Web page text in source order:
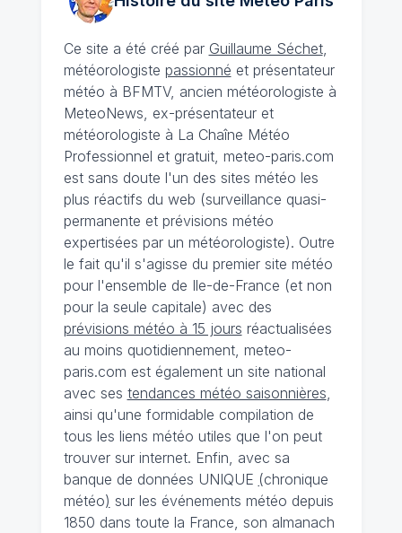
Ce site a été créé par Guillaume Séchet,
météorologiste passionné et présentateur
météo à BFMTV, ancien météorologiste à
MeteoNews, ex-présentateur et
météorologiste à La Chaîne Météo
Professionnel et gratuit, meteo-paris.com
est sans doute l'un des sites météo les
plus réactifs du web (surveillance quasi-
permanente et prévisions météo
expertisées par un météorologiste). Outre
le fait qu'il s'agisse du premier site météo
pour l'ensemble de Ile-de-France (et non
pour la seule capitale) avec des
prévisions météo à 15 jours réactualisées
au moins quotidiennement, meteo-
paris.com est également un site national
avec ses tendances météo saisonnières,
ainsi qu'une formidable compilation de
tous les liens météo utiles que l'on peut
trouver sur internet. Enfin, avec sa
banque de données UNIQUE (chronique
météo) sur les événements météo depuis
1850 dans toute la France, son almanach